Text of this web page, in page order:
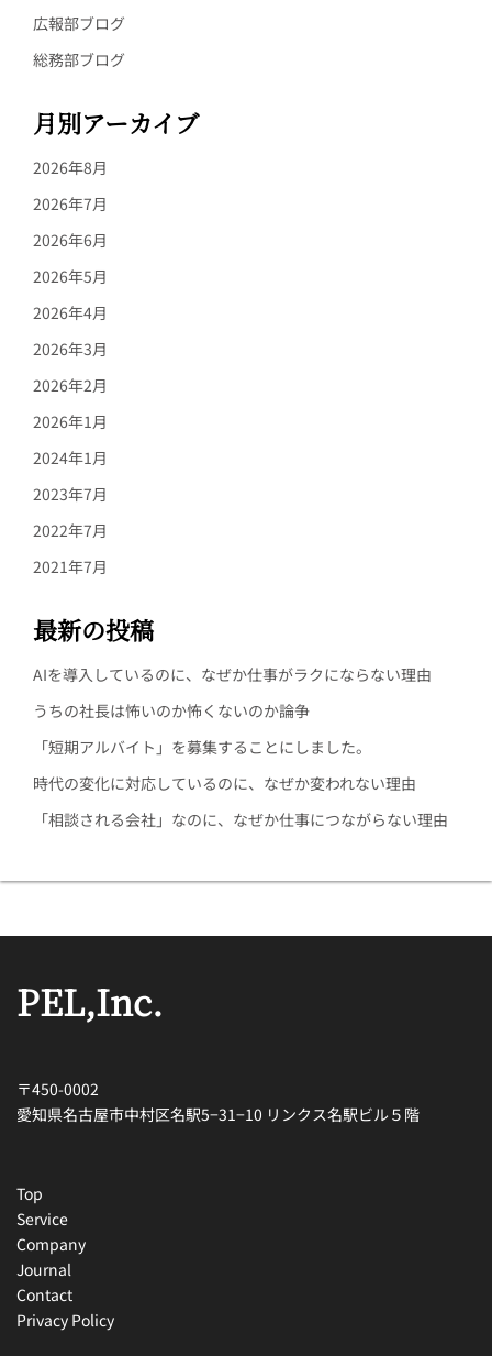
広報部ブログ
総務部ブログ
月別アーカイブ
2026年8月
2026年7月
2026年6月
2026年5月
2026年4月
2026年3月
2026年2月
2026年1月
2024年1月
2023年7月
2022年7月
2021年7月
最新の投稿
AIを導入しているのに、なぜか仕事がラクにならない理由
うちの社長は怖いのか怖くないのか論争
「短期アルバイト」を募集することにしました。
時代の変化に対応しているのに、なぜか変われない理由
「相談される会社」なのに、なぜか仕事につながらない理由
PEL,Inc.
〒450-0002
愛知県名古屋市中村区名駅5−31−10 リンクス名駅ビル５階
Top
Service
Company
Journal
Contact
Privacy Policy